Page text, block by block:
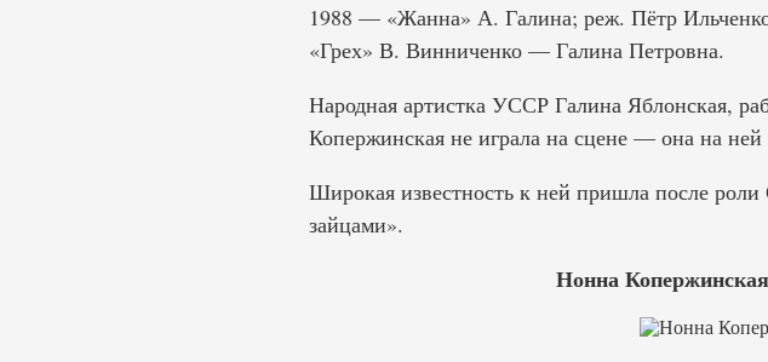
1988 — «Жанна» А. Галина; реж. Пётр
«Грех» В. Винниченко — Галина Петровна.
Народная артистка УССР Галина Яблонская,
Копержинская не играла на сцене — она на
Широкая известность к ней пришла после
зайцами».
Нонна